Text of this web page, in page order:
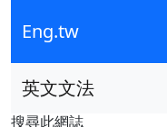
Eng.tw
英文文法
搜尋此網誌